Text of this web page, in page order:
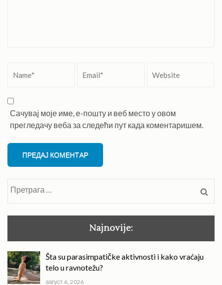
Сачувај моје име, е-пошту и веб место у овом
прегледачу веба за следећи пут када коментаришем.
Najnovije:
Šta su parasimpatičke aktivnosti i kako vraćaju
telo u ravnotežu?
август 6, 2026